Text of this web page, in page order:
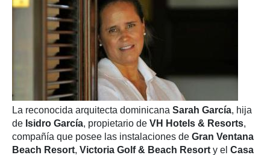
La reconocida arquitecta dominicana Sarah García, hija
de Isidro García, propietario de VH Hotels & Resorts,
compañía que posee las instalaciones de Gran Ventana
Beach Resort, Victoria Golf & Beach Resort y el Casa